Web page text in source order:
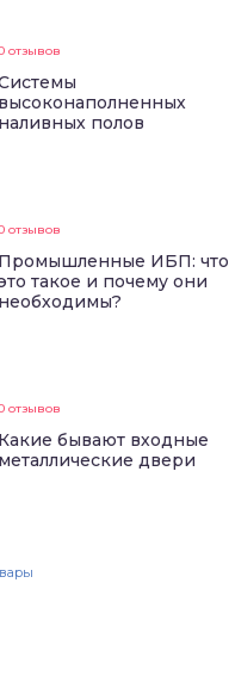
отзывов
высоконаполненных
наливных полов
отзывов
Промышленные ИБП: что
такое и почему они
необходимы?
отзывов
Какие бывают входные
металлические двери